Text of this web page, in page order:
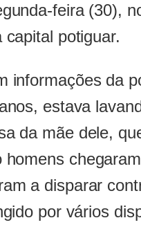
feira (30),
potiguar.
informações da
estava
da mãe dele,
homens
a disparar
por vários